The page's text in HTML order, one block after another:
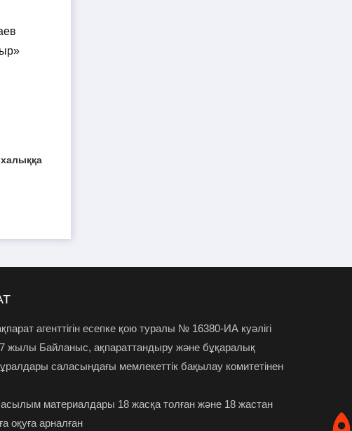
"Атамекеннің" экс-басшысы
Премьер-министр Алматы
облысының әкімін сынап тастады
күдікті сотта қыздың өзі бірінші пышақ
агенттігін есепке қою туралы № 16380-ИА куәлігі
жылы Байланыс, ақпараттандыру және бұқаралық
саласындағы мемлекеттік бақылау комитетінен
материалдары 18 жасқа толған және 18 жастан
оқуға арналған